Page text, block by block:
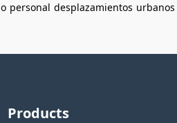
personal desplazamientos urbanos
Products